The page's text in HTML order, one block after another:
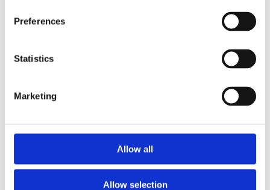
Preferences
Statistics
Marketing
Allow all
Allow selection
(open) και δεν είναι δυνατή η αλλαγή της ημερομηνίας
Μετά την αναχώρηση του δρομολογίου, όλα τα εισιτήρια
ημερομηνίας (open) και δεν είναι δυνατή η αλλαγή
Το TRAVEL FERRY χρεώνει 3€ ανά εισιτήριο επιπλέον του